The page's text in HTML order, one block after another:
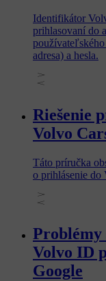
Identifikátor
prihlasovaní do
adresa) a hesla.
Riešenie
Volvo
Táto príručka
o prihlásenie do
Problémy
Volvo ID
Google